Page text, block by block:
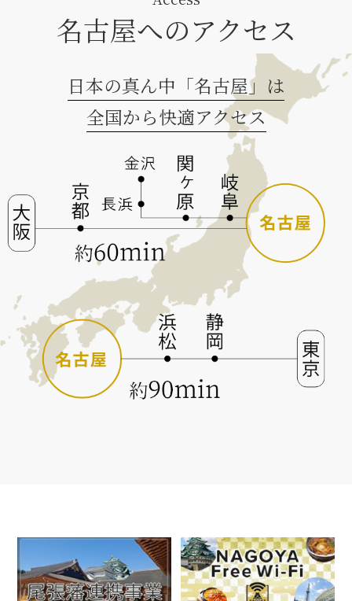
名古屋へのアクセス
日本の真ん中「名古屋」は
全国から快適アクセス